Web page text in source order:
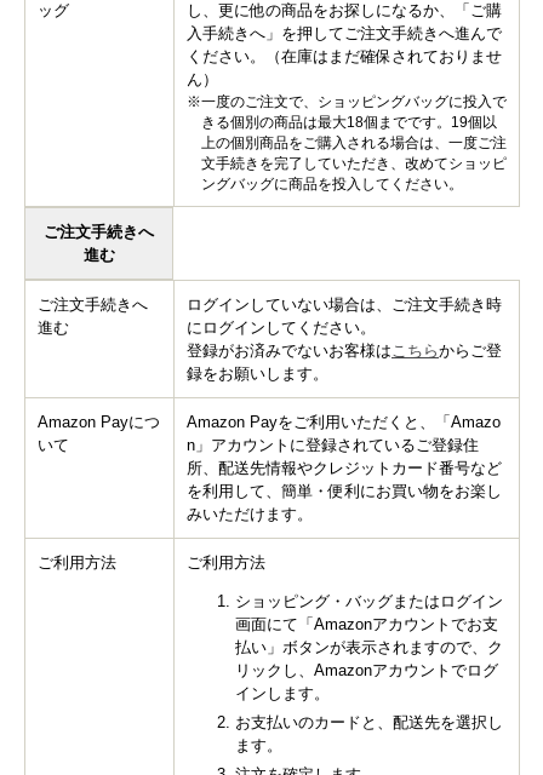
ッグ
し、更に他の商品をお探しになるか、「ご購
入手続きへ」を押してご注文手続きへ進んで
ください。（在庫はまだ確保されておりませ
ん）
※一度のご注文で、ショッピングバッグに投入で
きる個別の商品は最大18個までです。19個以
上の個別商品をご購入される場合は、一度ご注
文手続きを完了していただき、改めてショッピ
ングバッグに商品を投入してください。
ご注文手続きへ
進む
ご注文手続きへ
進む
ログインしていない場合は、ご注文手続き時
にログインしてください。
登録がお済みでないお客様はこちらからご登
録をお願いします。
Amazon Payにつ
いて
Amazon Payをご利用いただくと、「Amazo
n」アカウントに登録されているご登録住
所、配送先情報やクレジットカード番号など
を利用して、簡単・便利にお買い物をお楽し
みいただけます。
ご利用方法 ご利用方法
ショッピング・バッグまたはログイン
画面にて「Amazonアカウントでお支
払い」ボタンが表示されますので、ク
リックし、Amazonアカウントでログ
インします。
お支払いのカードと、配送先を選択し
ます。